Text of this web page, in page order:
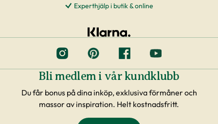
Experthjälp i butik & online
Bli medlem i vår kundklubb
Du får bonus på dina inköp, exklusiva förmåner och
massor av inspiration. Helt kostnadsfritt.